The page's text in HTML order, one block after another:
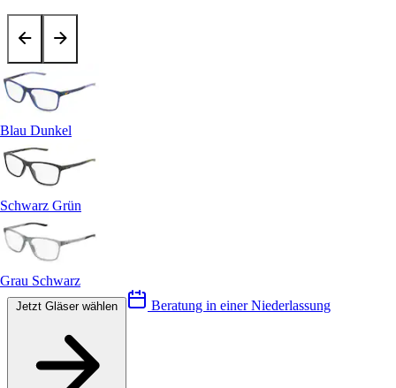
Blau Dunkel
Schwarz Grün
Grau Schwarz
Beratung in einer Niederlassung